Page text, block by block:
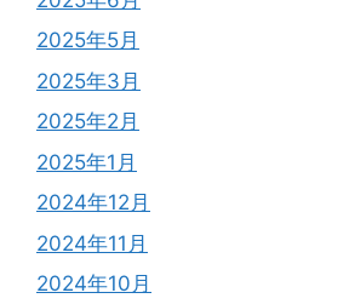
2025年5月
2025年3月
2025年2月
2025年1月
2024年12月
2024年11月
2024年10月